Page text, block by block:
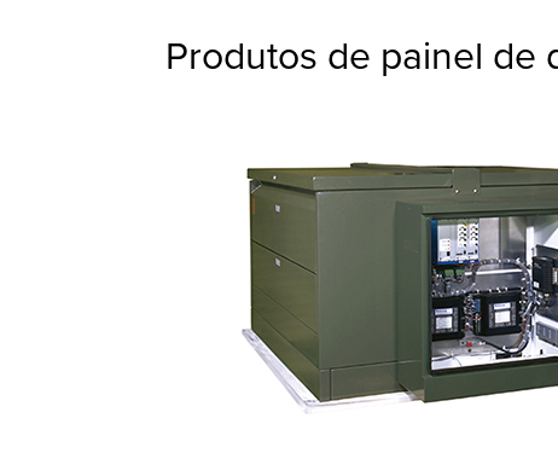
Produtos de painel de